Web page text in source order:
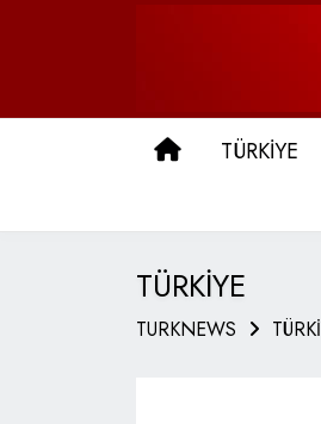
ANA SAYFA
TÜRKİYE
TÜRKİYE
TURKNEWS